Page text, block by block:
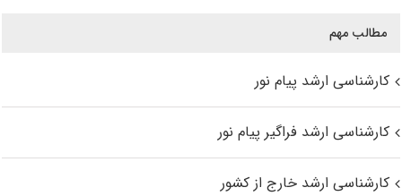
مطالب مهم
کارشناسی ارشد پیام نور
کارشناسی ارشد فراگیر پیام نور
کارشناسی ارشد خارج از کشور